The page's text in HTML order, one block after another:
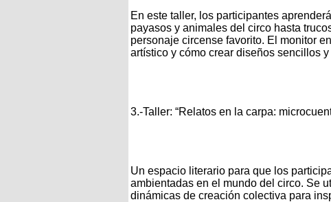
En este taller, los participantes
payasos y animales del circo hasta
personaje circense favorito. El monitor
artístico y cómo crear diseños sencillos
3.-Taller: “Relatos en la carpa:
Un espacio literario para que los
ambientadas en el mundo del circo. Se
dinámicas de creación colectiva para